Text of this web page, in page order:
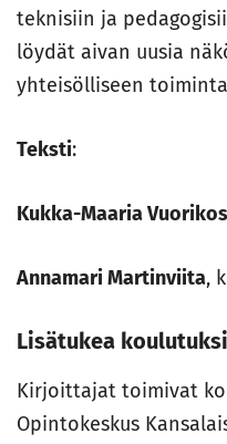
teknisiin ja
löydät aivan uusia
yhteisölliseen
Teksti:
Kukka-Maaria
Annamari Martinviita,
Lisätukea
Kirjoittajat toimivat
Opintokeskus